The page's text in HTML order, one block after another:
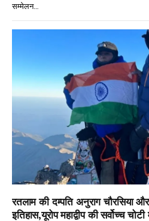
सम्मेलन…
रतलाम की दम्पति अनुराग चौरसिया
इतिहास,यूरोप महाद्वीप की सर्वोच्च